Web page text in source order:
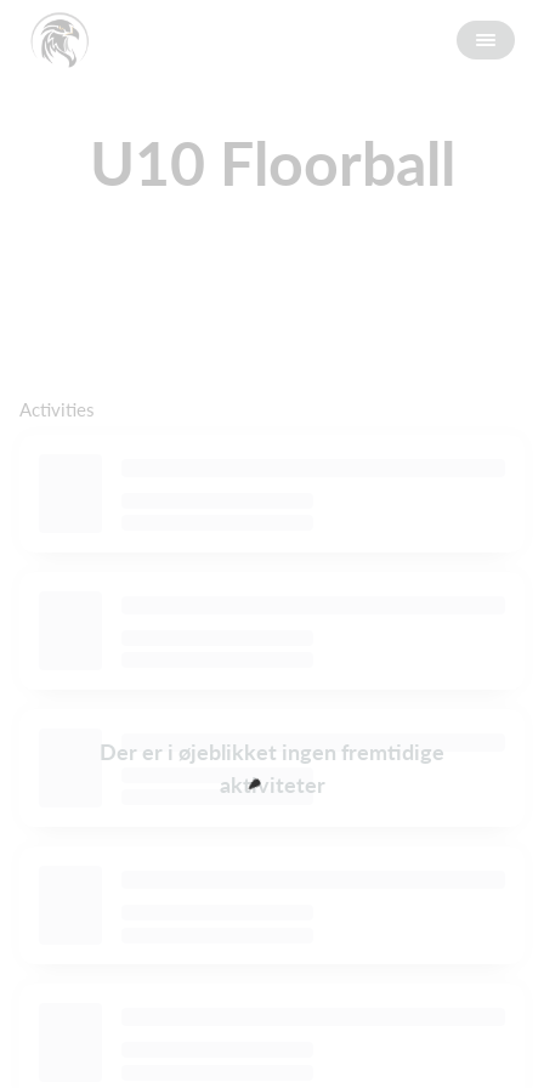
U10 Floorball
Activities
Der er i øjeblikket ingen fremtidige
aktiviteter